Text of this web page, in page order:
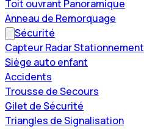
Toit ouvrant Panoramique
Anneau de Remorquage
Sécurité
Capteur Radar Stationnement
Siège auto enfant
Accidents
Trousse de Secours
Gilet de Sécurité
Triangles de Signalisation